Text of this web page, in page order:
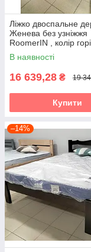
Ліжко двоспальне
Женева без узніжжя
RoomerIN , колір
темний горіх
В наявності
16 639,28 ₴ 19
Купити
–14%